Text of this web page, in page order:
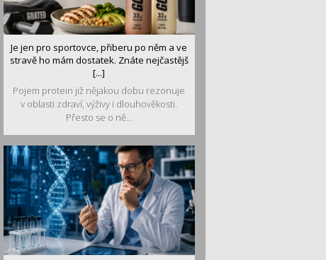
Je jen pro sportovce, přiberu po něm a ve
stravě ho mám dostatek. Znáte nejčastějš
[...]
Pojem protein již nějakou dobu rezonuje
v oblasti zdraví, výživy i dlouhověkosti.
Přesto se o ně...